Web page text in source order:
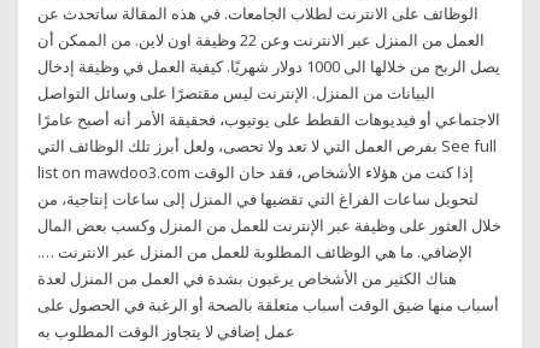
الوظائف على الانترنت لطلاب الجامعات. في هذه المقالة ساتحدث عن
العمل من المنزل عبر الانترنت وعن 22 وظيفة اون لاين. من الممكن أن
يصل الربح من خلالها الى 1000 دولار شهريًا. كيفية العمل في وظيفة إدخال
البيانات من المنزل. الإنترنت ليس مقتصرًا على وسائل التواصل
الاجتماعي أو فيديوهات القطط على يوتيوب، فحقيقة الأمر أنه أصبح عامرًا
بفرص العمل التي لا تعد ولا تحصى، ولعل أبرز تلك الوظائف التي See full
list on mawdoo3.com إذا كنت من هؤلاء الأشخاص، فقد حان الوقت
لتحويل ساعات الفراغ التي تقضيها في المنزل إلى ساعات إنتاجية، من
خلال العثور على وظيفة عبر الإنترنت للعمل من المنزل وكسب بعض المال
الإضافي. ما هي الوظائف المطلوبة للعمل من المنزل عبر الانترنت ….
هناك الكثير من الأشخاص يرغبون بشدة في العمل من المنزل لعدة
أسباب منها ضيق الوقت أسباب متعلقة بالصحة أو الرغبة في الحصول على
عمل إضافي لا يتجاوز الوقت المطلوب به